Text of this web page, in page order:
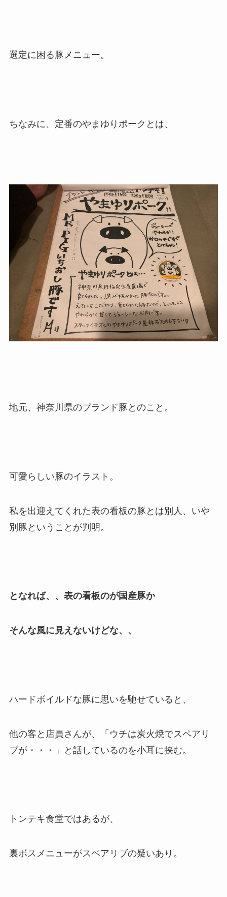
選定に困る豚メニュー。
ちなみに、定番のやまゆりポークとは、
地元、神奈川県のブランド豚とのこと。
可愛らしい豚のイラスト。
私を出迎えてくれた表の看板の豚とは別人、いや
別豚ということが判明。
となれば、、表の看板のが国産豚か
そんな風に見えないけどな、、
ハードボイルドな豚に思いを馳せていると、
他の客と店員さんが、「ウチは炭火焼でスペアリ
ブが・・・」と話しているのを小耳に挟む。
トンテキ食堂ではあるが、
裏ボスメニューがスペアリブの疑いあり。